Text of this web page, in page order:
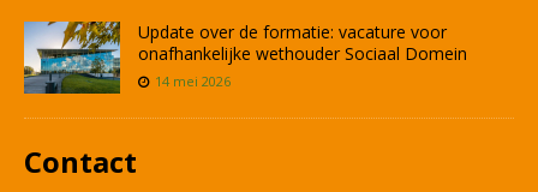
Update over de formatie: vacature voor
onafhankelijke wethouder Sociaal Domein
14 mei 2026
Contact